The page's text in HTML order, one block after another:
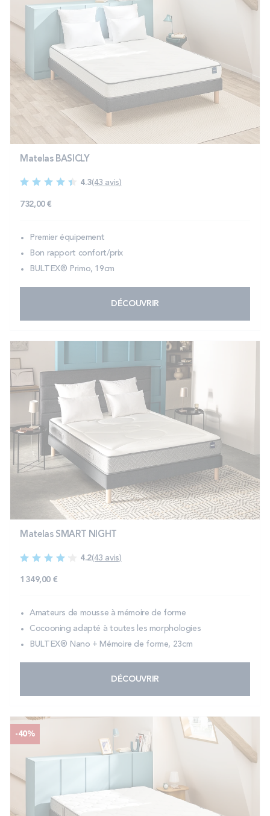
Matelas BASICLY
4.3(43 avis)
732,00 €
Premier équipement
Bon rapport confort/prix
BULTEX® Primo, 19cm
DÉCOUVRIR
Matelas SMART NIGHT
4.2(43 avis)
1 349,00 €
Amateurs de mousse à mémoire de forme
Cocooning adapté à toutes les morphologies
BULTEX® Nano + Mémoire de forme, 23cm
DÉCOUVRIR
-40%